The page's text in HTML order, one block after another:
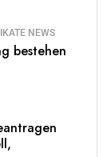
NEWS
bestehen